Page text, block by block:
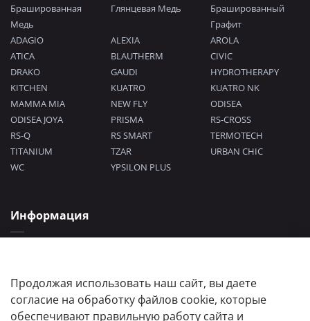
Брашированная
Медь
Глянцевая Медь
Брашированный
Графит
ADAGIO
ALEXIA
AROLA
ATICA
BLAUTHERM
CIVIC
DRAKO
GAUDI
HYDROTHERAPY
KITCHEN
KUATRO
KUATRO NK
MAMMA MIA
NEW FLY
ODISEA
ODISEA JOYA
PRISMA
RS-CROSS
RS-Q
RS SMART
TERMOTECH
TITANIUM
TZAR
URBAN CHIC
WC
YPSILON PLUS
Информация
Пользовательское соглашение
Продолжая использовать наш сайт, вы даете
согласие на обработку файлов cookie, которые
обеспечивают правильную работу сайта и